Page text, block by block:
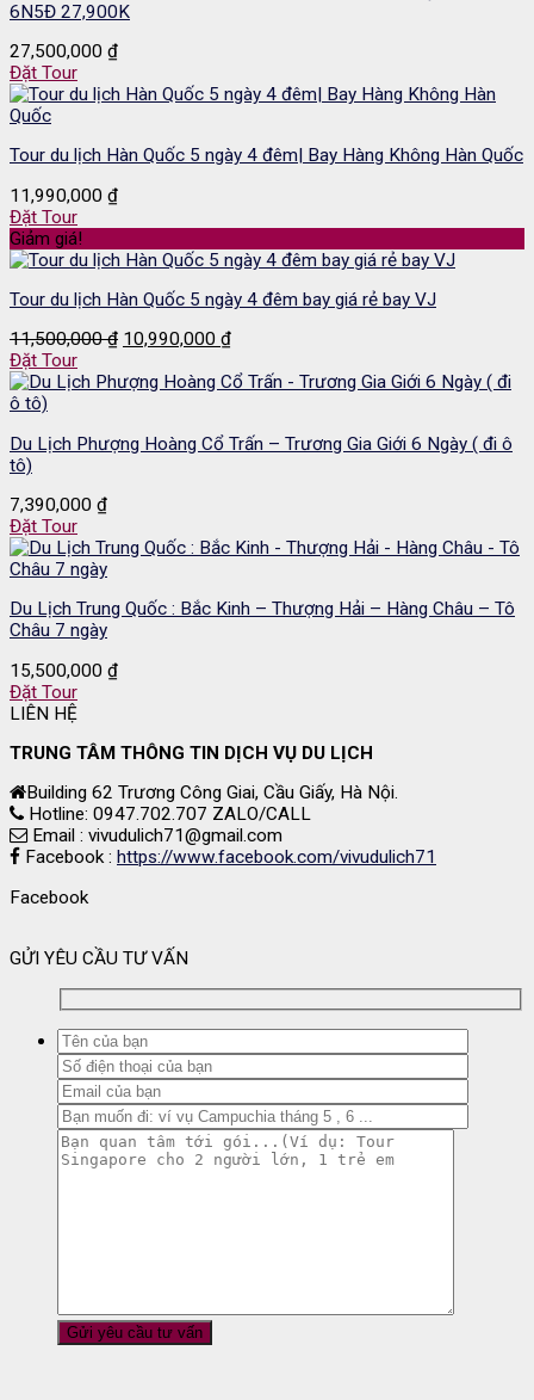
6N5Đ 27,900K
27,500,000 ₫
Đặt Tour
Tour du lịch Hàn Quốc 5 ngày 4 đêm| Bay Hàng Không Hàn Quốc
11,990,000 ₫
Đặt Tour
Giảm giá!
Tour du lịch Hàn Quốc 5 ngày 4 đêm bay giá rẻ bay VJ
11,500,000₫ Giá
là:
10,990,000 ₫Giá
tại
Đặt Tour
Du Lịch Phượng Hoàng Cổ Trấn – Trương Gia Giới 6 Ngày ( đi ô
tô)
7,390,000 ₫
Đặt Tour
Du Lịch Trung Quốc : Bắc Kinh – Thượng Hải – Hàng Châu – Tô
Châu 7 ngày
15,500,000 ₫
Đặt Tour
LIÊN HỆ
TRUNG TÂM THÔNG TIN DỊCH VỤ DU LỊCH
Building 62 Trương Công Giai, Cầu Giấy, Hà Nội.
Hotline: 0947.702.707 ZALO/CALL
Email : vivudulich71@gmail.com
Facebook : https://www.facebook.com/vivudulich71
Facebook
GỬI YÊU CẦU TƯ VẤN